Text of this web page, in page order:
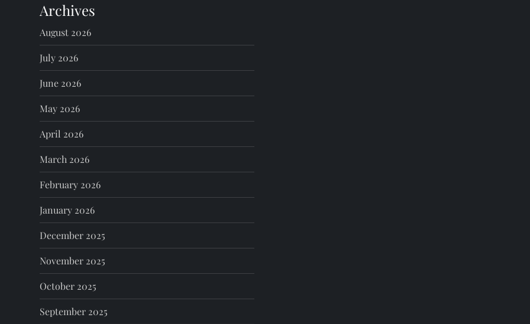
a
v
i
g
a
t
i
o
n
Archives
August 2026
July 2026
June 2026
May 2026
April 2026
March 2026
February 2026
January 2026
December 2025
November 2025
October 2025
September 2025